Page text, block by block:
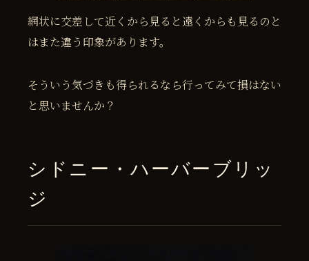
網状に交差して近くから見ると遠くからも見るのと
はまた違う印象があります。
そういう気づきも得られるなら行ってみて損はない
と思いませんか？
シドニー・ハーバーブリッ
ジ